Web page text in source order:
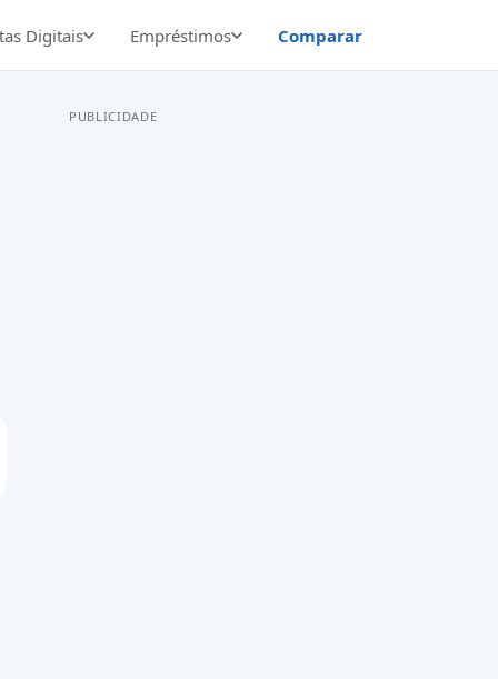
Digitais Empréstimos Comparar
PUBLICIDADE